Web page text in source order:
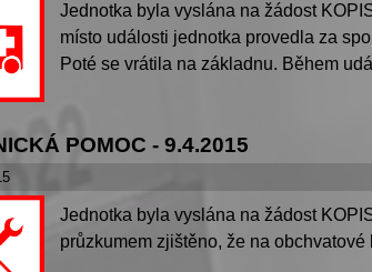
Jednotka byla vyslána na žádost
místo události jednotka provedla za
Poté se vrátila na základnu. Během
POMOC - 9.4.2015
Jednotka byla vyslána na žádost
průzkumem zjištěno, že na